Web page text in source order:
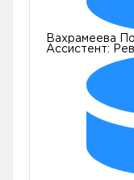
Вахрамеева
Ассистент: